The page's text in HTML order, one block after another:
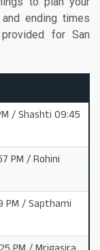
ending times
for San
/ Shashti 09:45
/ Rohini
/ Sapthami